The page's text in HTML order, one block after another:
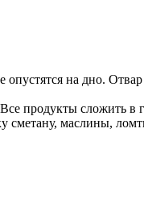
на дно.
продукты сложить в
сметану, маслины,